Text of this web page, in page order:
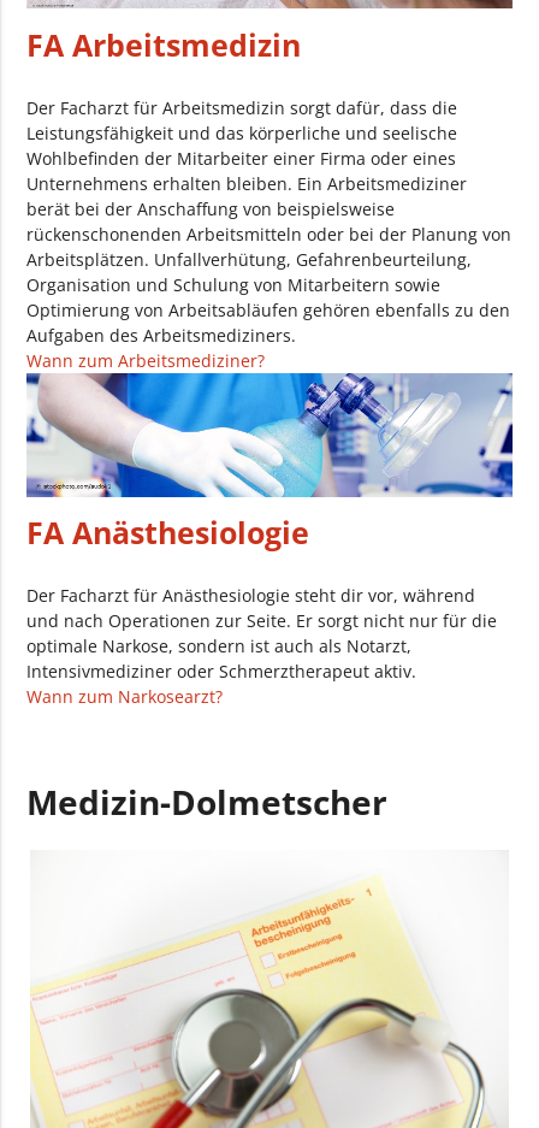
FA Arbeitsmedizin
Der Facharzt für Arbeitsmedizin sorgt dafür, dass die
Leistungsfähigkeit und das körperliche und seelische
Wohlbefinden der Mitarbeiter einer Firma oder eines
Unternehmens erhalten bleiben. Ein Arbeitsmediziner
berät bei der Anschaffung von beispielsweise
rückenschonenden Arbeitsmitteln oder bei der Planung von
Arbeitsplätzen. Unfallverhütung, Gefahrenbeurteilung,
Organisation und Schulung von Mitarbeitern sowie
Optimierung von Arbeitsabläufen gehören ebenfalls zu den
Aufgaben des Arbeitsmediziners.
Wann zum Arbeitsmediziner?
FA Anästhesiologie
Der Facharzt für Anästhesiologie steht dir vor, während
und nach Operationen zur Seite. Er sorgt nicht nur für die
optimale Narkose, sondern ist auch als Notarzt,
Intensivmediziner oder Schmerztherapeut aktiv.
Wann zum Narkosearzt?
Medizin-Dolmetscher